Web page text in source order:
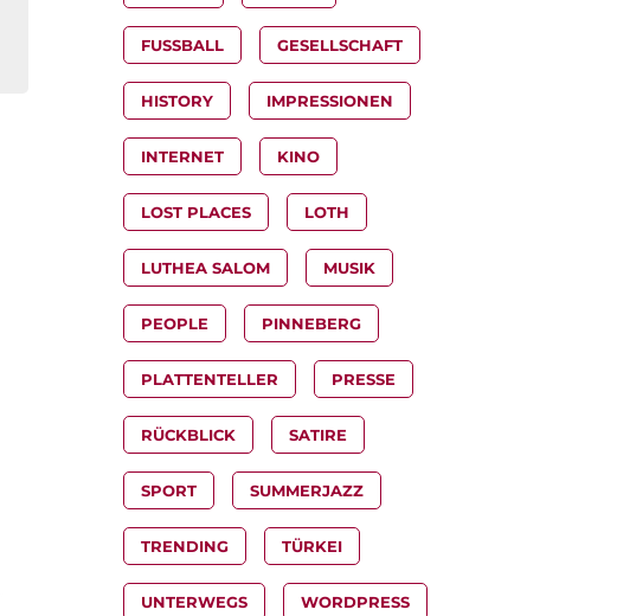
FUSSBALL GESELLSCHAFT
HISTORY IMPRESSIONEN
INTERNET KINO
LOST PLACES LOTH
LUTHEA SALOM MUSIK
PEOPLE PINNEBERG
PLATTENTELLER PRESSE
RÜCKBLICK SATIRE
SPORT SUMMERJAZZ
TRENDING TÜRKEI
UNTERWEGS WORDPRESS